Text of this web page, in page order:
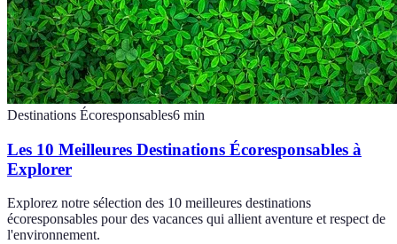
Destinations Écoresponsables6 min
Les 10 Meilleures Destinations Écoresponsables à
Explorer
Explorez notre sélection des 10 meilleures destinations
écoresponsables pour des vacances qui allient aventure et respect de
l'environnement.